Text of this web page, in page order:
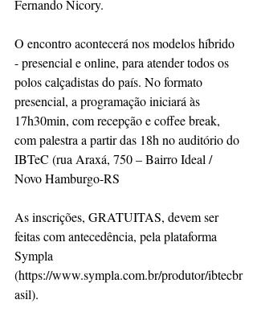
Fernando Nicory.
O encontro acontecerá nos modelos híbrido
- presencial e online, para atender todos os
polos calçadistas do país. No formato
presencial, a programação iniciará às
17h30min, com recepção e coffee break,
com palestra a partir das 18h no auditório do
IBTeC (rua Araxá, 750 – Bairro Ideal /
Novo Hamburgo-RS
As inscrições, GRATUITAS, devem ser
feitas com antecedência, pela plataforma
Sympla
(https://www.sympla.com.br/produtor/ibtecbr
asil).